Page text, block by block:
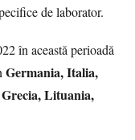
de laborator.
în această perioadă
Germania, Italia,
Lituania,